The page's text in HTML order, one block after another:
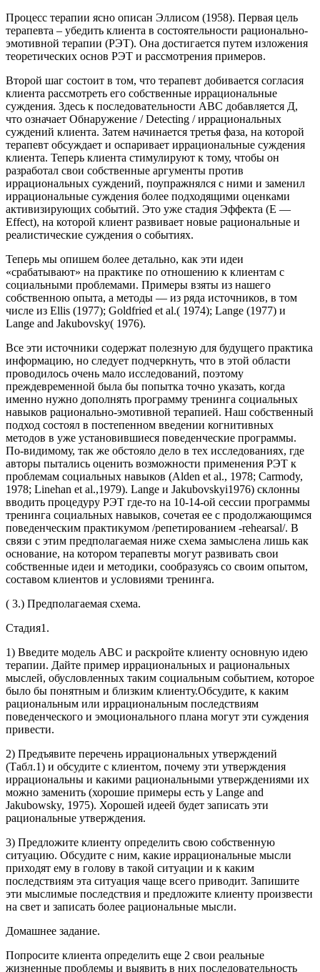
Процесс терапии ясно описан Эллисом (1958). Первая цель
терапевта – убедить клиента в состоятельности рационально-
эмотивной терапии (РЭТ). Она достигается путем изложения
теоретических основ РЭТ и рассмотрения примеров.
Второй шаг состоит в том, что терапевт добивается согласия
клиента рассмотреть его собственные иррациональные
суждения. Здесь к последовательности ABC добавляется Д,
что означает Обнаружение / Detecting / иррациональных
суждений клиента. Затем начинается третья фаза, на которой
терапевт обсуждает и оспаривает иррациональные суждения
клиента. Теперь клиента стимулируют к тому, чтобы он
разработал свои собственные аргументы против
иррациональных суждений, поупражнялся с ними и заменил
иррациональные суждения более подходящими оценками
активизирующих событий. Это уже стадия Эффекта (Е —
Effect), на которой клиент развивает новые рациональные и
реалистические суждения о событиях.
Теперь мы опишем более детально, как эти идеи
«срабатывают» на практике по отношению к клиентам с
социальными проблемами. Примеры взяты из нашего
собственною опыта, а методы — из ряда источников, в том
числе из Ellis (1977); Goldfried et al.( 1974); Lange (1977) и
Lange and Jakubovsky( 1976).
Все эти источники содержат полезную для будущего практика
информацию, но следует подчеркнуть, что в этой области
проводилось очень мало исследований, поэтому
преждевременной была бы попытка точно указать, когда
именно нужно дополнять программу тренинга социальных
навыков рационально-эмотивной терапией. Наш собственный
подход состоял в постепенном введении когнитивных
методов в уже установившиеся поведенческие программы.
По-видимому, так же обстояло дело в тех исследованиях, где
авторы пытались оценить возможности применения РЭТ к
проблемам социальных навыков (Alden et al., 1978; Carmody,
1978; Linehan et al.,1979). Lange и Jakubovskyi1976) склонны
вводить процедуру РЭТ где-то на 10-14-ой сессии программы
тренинга социальных навыков, сочетая ее с продолжающимся
поведенческим практикумом /репетированием -rehearsal/. В
связи с этим предполагаемая ниже схема замыслена лишь как
основание, на котором терапевты могут развивать свои
собственные идеи и методики, сообразуясь со своим опытом,
составом клиентов и условиями тренинга.
( 3.) Предполагаемая схема.
Стадия1.
1) Введите модель ABC и раскройте клиенту основную идею
терапии. Дайте пример иррациональных и рациональных
мыслей, обусловленных таким социальным событием, которое
было бы понятным и близким клиенту.Обсудите, к каким
рациональным или иррациональным последствиям
поведенческого и эмоционального плана могут эти суждения
привести.
2) Предъявите перечень иррациональных утверждений
(Табл.1) и обсудите с клиентом, почему эти утверждения
иррациональны и какими рациональными утверждениями их
можно заменить (хорошие примеры есть у Lange and
Jakubowsky, 1975). Хорошей идеей будет записать эти
рациональные утверждения.
3) Предложите клиенту определить свою собственную
ситуацию. Обсудите с ним, какие иррациональные мысли
приходят ему в голову в такой ситуации и к каким
последствиям эта ситуация чаще всего приводит. Запишите
эти мыслимые последствия и предложите клиенту произвести
на свет и записать более рациональные мысли.
Домашнее задание.
Попросите клиента определить еще 2 свои реальные
жизненные проблемы и выявить в них последовательность